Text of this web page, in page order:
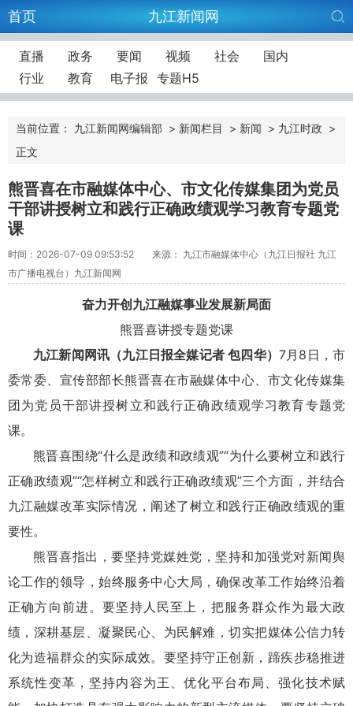
首页 九江新闻网
直播 政务 要闻 视频 社会
国内
行业
教育 电子报 专题H5
当前位置： 九江新闻网编辑部 > 新闻栏目 > 新闻 > 九江时政 >
正文
熊晋喜在市融媒体中心、市文化传媒集团为党员
干部讲授树立和践行正确政绩观学习教育专题党
课
时间：2026-07-09 09:53:52
来源： 九江市融媒体中心（九江日报社 九江
市广播电视台）九江新闻网
奋力开创九江融媒事业发展新局面
熊晋喜讲授专题党课
九江新闻网讯（九江日报全媒记者 包四华） 7月8日，市
委常委、宣传部部长熊晋喜在市融媒体中心、市文化传媒集
团为党员干部讲授树立和践行正确政绩观学习教育专题党
课。
熊晋喜围绕“什么是政绩和政绩观”“为什么要树立和践行
正确政绩观”“怎样树立和践行正确政绩观”三个方面，并结合
九江融媒改革实际情况，阐述了树立和践行正确政绩观的重
要性。
熊晋喜指出，要坚持党媒姓党，坚持和加强党对新闻舆
论工作的领导，始终服务中心大局，确保改革工作始终沿着
正确方向前进。要坚持人民至上，把服务群众作为最大政
绩，深耕基层、凝聚民心、为民解难，切实把媒体公信力转
化为造福群众的实际成效。要坚持守正创新，蹄疾步稳推进
系统性变革，坚持内容为王、优化平台布局、强化技术赋